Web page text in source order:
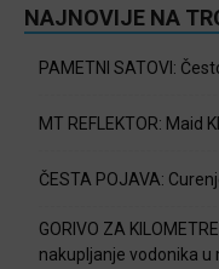
NAJNOVIJE NA
PAMETNI SATOVI:
MT REFLEKTOR: Maid
ČESTA POJAVA:
GORIVO ZA
nakupljanje vodonika u